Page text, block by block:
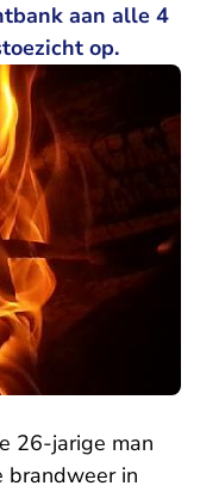
aan alle 4
op.
26-jarige man
brandweer in